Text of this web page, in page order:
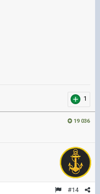
1
19 036
#14